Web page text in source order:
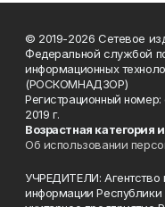
© 2019-2026 Сетевое
Федеральной службой
информационных
(РОСКОМНАДЗОР)
Регистрационный
2019 г.
Возрастная категория
Об использовании
УЧРЕДИТЕЛИ: Агентство
информации Республики